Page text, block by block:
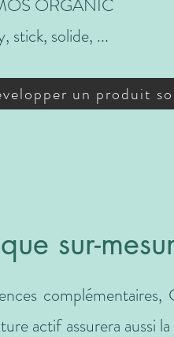
ORGANIC
stick, solide, ...
un produit
sur-
actif assurera aussi